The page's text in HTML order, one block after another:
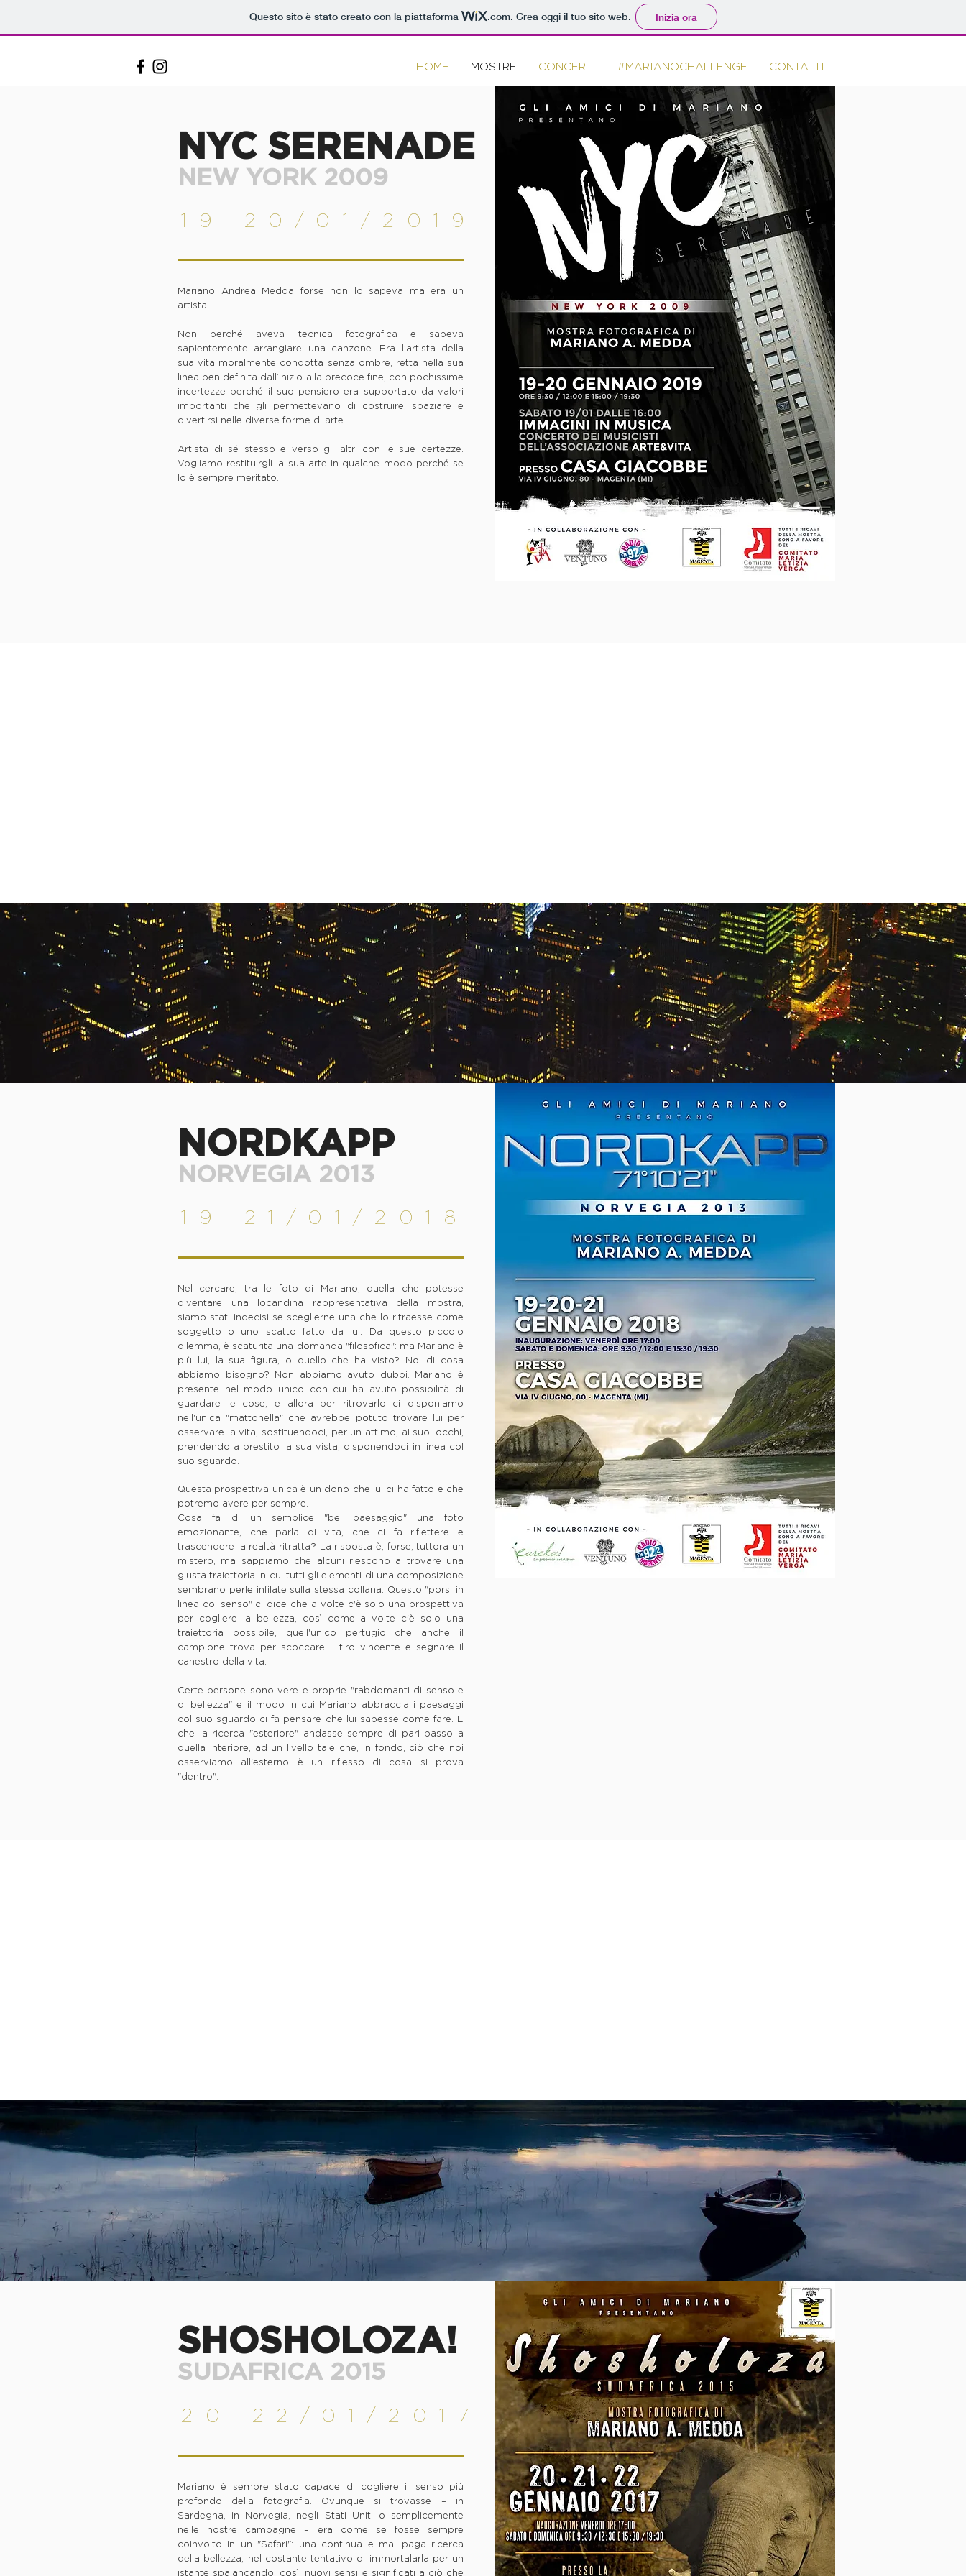
Questo sito è stato creato con la piattaforma .com. Crea oggi il tuo sito web. Inizia ora
HOME MOSTRE CONCERTI #MARIANOCHALLENGE CONTATTI
NYC SERENADE
NEW YORK 2009
19-20/01/2019
Mariano Andrea Medda forse non lo sapeva ma era un
artista.
Non perché aveva tecnica fotografica e sapeva
sapientemente arrangiare una canzone. Era l’artista della
sua vita moralmente condotta senza ombre, retta nella sua
linea ben definita dall’inizio alla precoce fine, con pochissime
incertezze perché il suo pensiero era supportato da valori
importanti che gli permettevano di costruire, spaziare e
divertirsi nelle diverse forme di arte.
Artista di sé stesso e verso gli altri con le sue certezze.
Vogliamo restituirgli la sua arte in qualche modo perché se
lo è sempre meritato.
NORDKAPP
NORVEGIA 2013
19- 21/01/2018
Nel cercare, tra le foto di Mariano, quella che potesse
diventare una locandina rappresentativa della mostra,
siamo stati indecisi se sceglierne una che lo ritraesse come
soggetto o uno scatto fatto da lui. Da questo piccolo
dilemma, è scaturita una domanda "filosofica": ma Mariano è
più lui, la sua figura, o quello che ha visto? Noi di cosa
abbiamo bisogno? Non abbiamo avuto dubbi. Mariano è
presente nel modo unico con cui ha avuto possibilità di
guardare le cose, e allora per ritrovarlo ci disponiamo
nell'unica "mattonella" che avrebbe potuto trovare lui per
osservare la vita, sostituendoci, per un attimo, ai suoi occhi,
prendendo a prestito la sua vista, disponendoci in linea col
suo sguardo.
Questa prospettiva unica è un dono che lui ci ha fatto e che
potremo avere per sempre.
Cosa fa di un semplice "bel paesaggio" una foto
emozionante, che parla di vita, che ci fa riflettere e
trascendere la realtà ritratta? La risposta è, forse, tuttora un
mistero, ma sappiamo che alcuni riescono a trovare una
giusta traiettoria in cui tutti gli elementi di una composizione
sembrano perle infilate sulla stessa collana. Questo "porsi in
linea col senso" ci dice che a volte c'è solo una prospettiva
per cogliere la bellezza, così come a volte c'è solo una
traiettoria possibile, quell'unico pertugio che anche il
campione trova per scoccare il tiro vincente e segnare il
canestro della vita.
Certe persone sono vere e proprie "rabdomanti di senso e
di bellezza" e il modo in cui Mariano abbraccia i paesaggi
col suo sguardo ci fa pensare che lui sapesse come fare. E
che la ricerca "esteriore" andasse sempre di pari passo a
quella interiore, ad un livello tale che, in fondo, ciò che noi
osserviamo all'esterno è un riflesso di cosa si prova
"dentro".
SHOSHOLOZA!
SUDAFRICA 2015
20- 22/01/2017
Mariano è sempre stato capace di cogliere il senso più
profondo della fotografia. Ovunque si trovasse – in
Sardegna, in Norvegia, negli Stati Uniti o semplicemente
nelle nostre campagne – era come se fosse sempre
coinvolto in un "Safari": una continua e mai paga ricerca
della bellezza, nel costante tentativo di immortalarla per un
istante spalancando, così, nuovi sensi e significati a ciò che